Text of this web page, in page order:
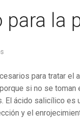
la
para tratar el
si no se toman
El ácido salicílico es
y el